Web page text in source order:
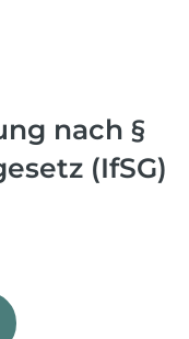
nach §
(IfSG)